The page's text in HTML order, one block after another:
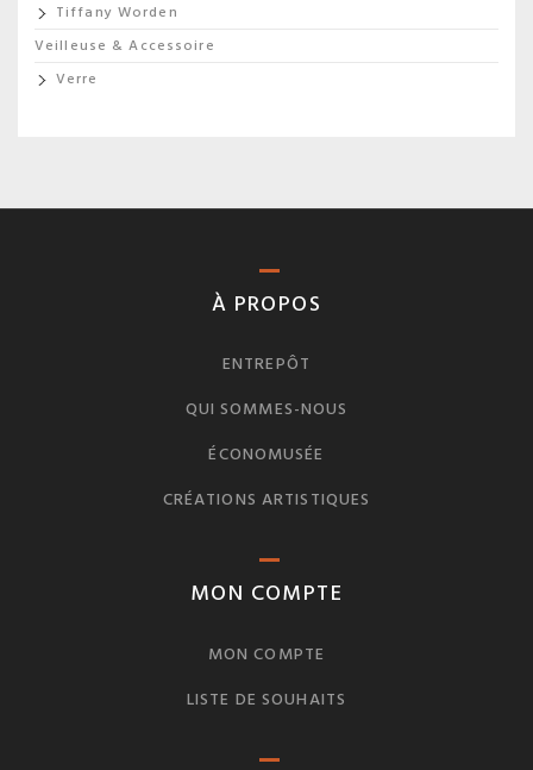
Tiffany Worden
Veilleuse & Accessoire
Verre
À PROPOS
ENTREPÔT
QUI SOMMES-NOUS
ÉCONOMUSÉE
CRÉATIONS ARTISTIQUES
MON COMPTE
MON COMPTE
LISTE DE SOUHAITS